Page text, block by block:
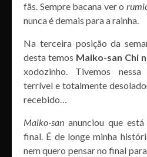
fãs. Sempre bacana ver o
nunca é demais para a rainha.
Na terceira posição da
desta temos Maiko-san Chi
xodozinho. Tivemos
terrível e totalmente
recebido…
Maiko-sananunciou que
final. É de longe minha
nem quero pensar no final